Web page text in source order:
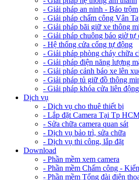
- Giải pháp an ninh - Báo trộm
- Giải pháp chấm công Vân
- Giải pháp bãi giữ xe thông
- Giải pháp chuông báo giờ tự
- Hệ thống cửa cổng tự động
- Giải pháp phòng cháy chữa
- Giải pháp điện năng lượng
- Giải pháp cảnh báo xe lên
- Giải pháp tủ giữ đồ thông
- Giải pháp khóa cửa liên
Dịch vụ
- Dịch vụ cho thuê thiết bị
- Lắp đặt Camera Tại Tp
- Sửa chữa camera quan sát
- Dịch vụ bảo trì, sửa chữa
- Dịch vụ thi công, lắp đặt
Download
- Phần mềm xem camera
- Phần mềm Chấm công -
- Phần mềm Tổng đài điện